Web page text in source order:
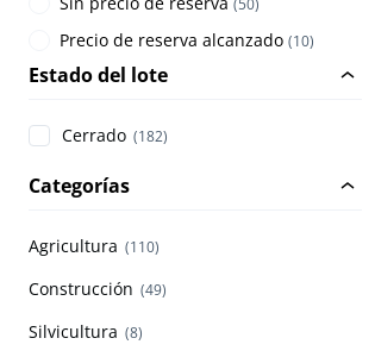
(50)
Precio de reserva alcanzado (10)
Estado del lote
Cerrado (182)
Categorías
Agricultura (110)
Construcción (49)
Silvicultura (8)